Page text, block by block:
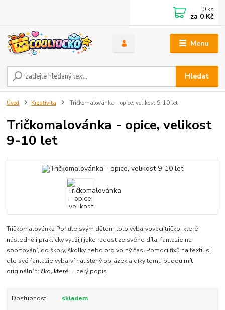
Menu
Hledat
0 ks
za 0 Kč
Úvod Kreativita Tričkomalovánka - opice, velikost 9-10 let
Tričkomalovánka - opice, velikost
9-10 let
Tričkomalovánka Pořiďte svým dětem toto vybarvovací tričko, které
následně i prakticky využijí jako radost ze svého díla, fantazie na
sportování, do školy, školky nebo pro volný čas. Pomocí fixů na textil si
dle své fantazie vybarví natištěný obrázek a díky tomu budou mít
originální tričko, které ... celý popis
Dostupnost skladem